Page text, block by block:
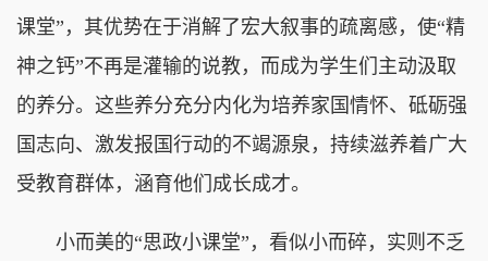
课堂”，其优势在于消解了宏大叙事的疏离感，使“精
神之钙”不再是灌输的说教，而成为学生们主动汲取
的养分。这些养分充分内化为培养家国情怀、砥砺强
国志向、激发报国行动的不竭源泉，持续滋养着广大
受教育群体，涵育他们成长成才。
小而美的“思政小课堂”，看似小而碎，实则不乏